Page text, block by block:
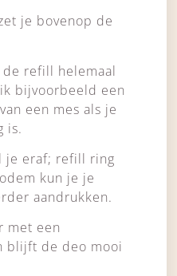
je bovenop de
refill helemaal
bijvoorbeeld een
een mes als je
is.
je eraf; refill ring
kun je je
aandrukken.
met een
blijft de deo mooi